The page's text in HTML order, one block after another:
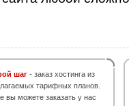
шаг - заказ хостинга из
тарифных планов.
вы можете заказать у нас